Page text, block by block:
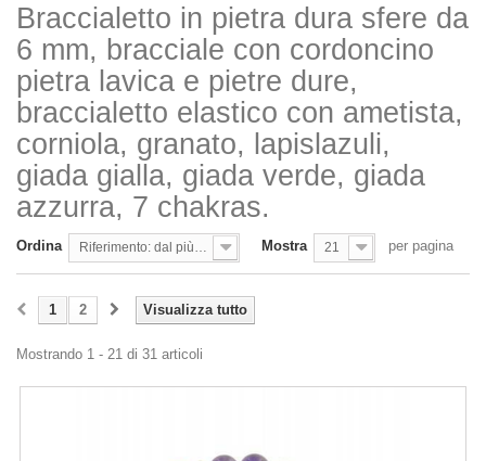
Braccialetto in pietra dura sfere da
6 mm, bracciale con cordoncino
pietra lavica e pietre dure,
braccialetto elastico con ametista,
corniola, granato, lapislazuli,
giada gialla, giada verde, giada
azzurra, 7 chakras.
Ordina Mostra 21 per pagina
Visualizza tutto
1 2
Mostrando 1 - 21 di 31 articoli